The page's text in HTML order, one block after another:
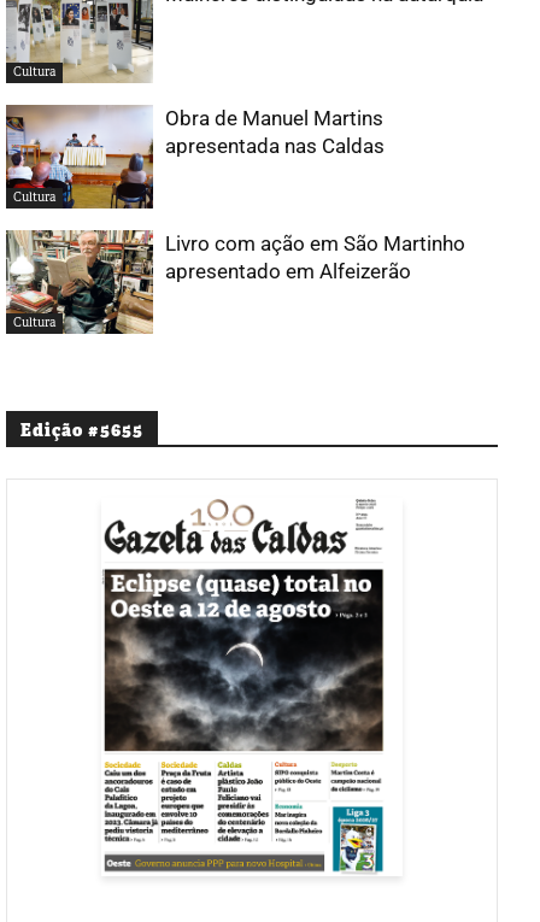
Cultura
Cultura
Obra de Manuel Martins
apresentada nas Caldas
Cultura
Livro com ação em São Martinho
apresentado em Alfeizerão
Edição #5655